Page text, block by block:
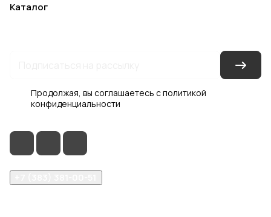
Каталог
Продолжая, вы соглашаетесь сполитикой
конфиденциальности